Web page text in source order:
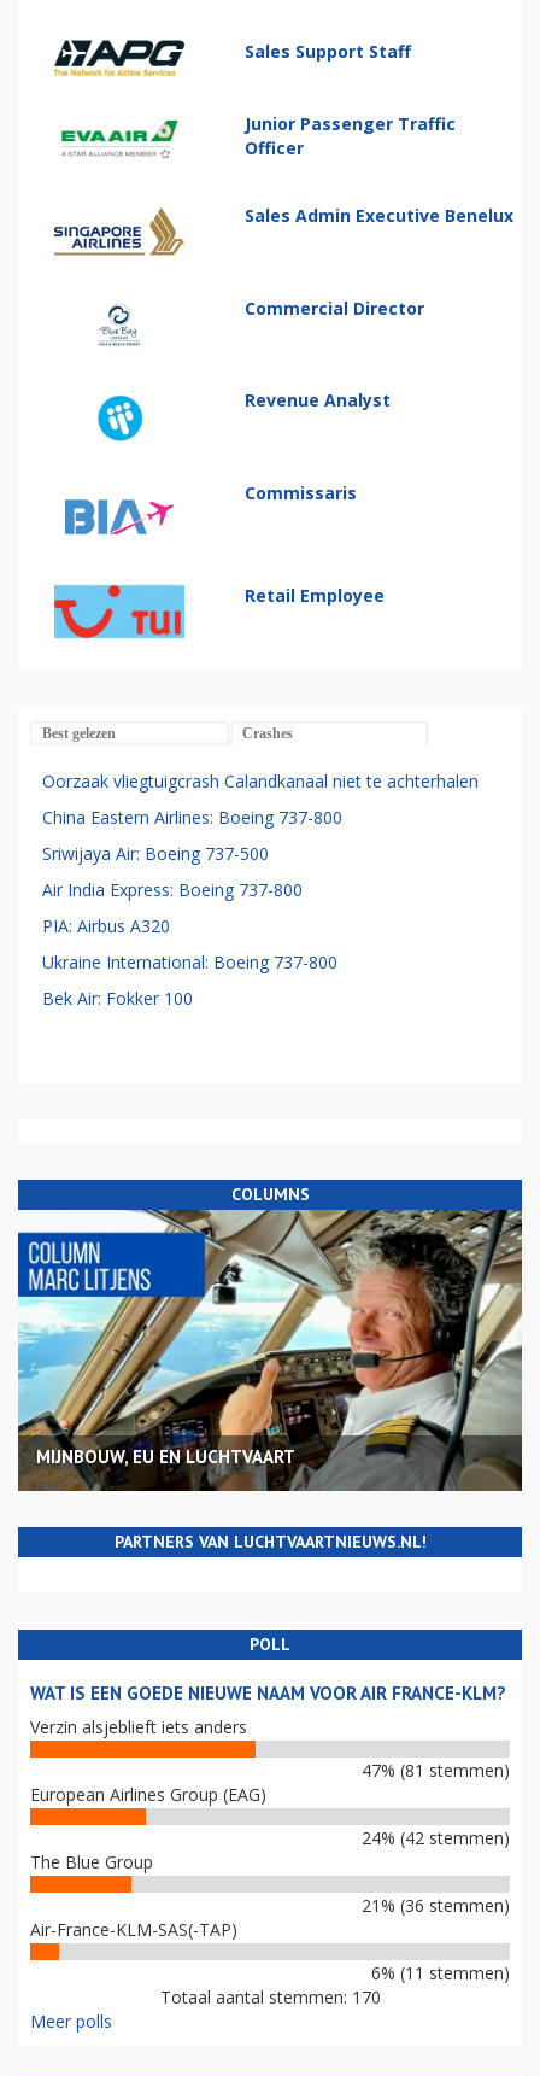
Sales Support Staff
Junior Passenger Traffic
Officer
Sales Admin Executive Benelux
Commercial Director
Revenue Analyst
Commissaris
Retail Employee
Best gelezen Crashes
Oorzaak vliegtuigcrash Calandkanaal niet te achterhalen
China Eastern Airlines: Boeing 737-800
Sriwijaya Air: Boeing 737-500
Air India Express: Boeing 737-800
PIA: Airbus A320
Ukraine International: Boeing 737-800
Bek Air: Fokker 100
COLUMNS
MIJNBOUW, EU EN LUCHTVAART
PARTNERS VAN LUCHTVAARTNIEUWS.NL!
POLL
WAT IS EEN GOEDE NIEUWE NAAM VOOR AIR FRANCE-KLM?
Verzin alsjeblieft iets anders
47% (81 stemmen)
European Airlines Group (EAG)
24% (42 stemmen)
The Blue Group
21% (36 stemmen)
Air-France-KLM-SAS(-TAP)
6% (11 stemmen)
Totaal aantal stemmen: 170
Meer polls